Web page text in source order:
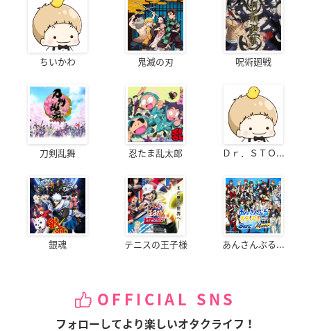
ちいかわ 鬼滅の刃 呪術廻戦
刀剣乱舞 忍たま乱太郎 Ｄｒ．ＳＴＯ...
銀魂 テニスの王子様 あんさんぶる...
OFFICIAL SNS
フォローしてより楽しいオタクライフ！